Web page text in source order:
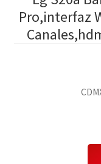
Pro,interfaz